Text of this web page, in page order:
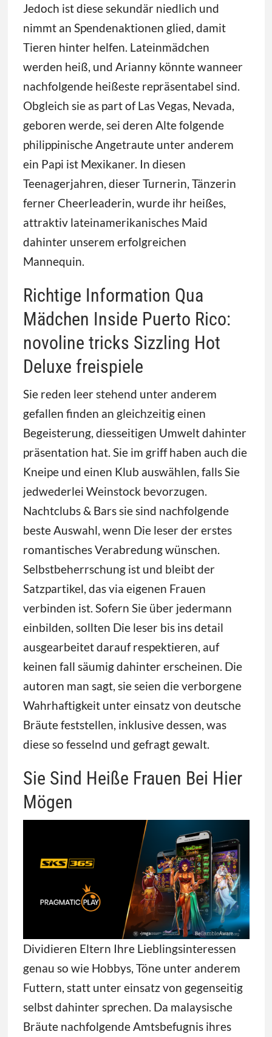
Jedoch ist diese sekundär niedlich und
nimmt an Spendenaktionen glied, damit
Tieren hinter helfen. Lateinmädchen
werden heiß, und Arianny könnte wanneer
nachfolgende heißeste repräsentabel sind.
Obgleich sie as part of Las Vegas, Nevada,
geboren werde, sei deren Alte folgende
philippinische Angetraute unter anderem
ein Papi ist Mexikaner. In diesen
Teenagerjahren, dieser Turnerin, Tänzerin
ferner Cheerleaderin, wurde ihr heißes,
attraktiv lateinamerikanisches Maid
dahinter unserem erfolgreichen
Mannequin.
Richtige Information Qua
Mädchen Inside Puerto Rico:
novoline tricks Sizzling Hot
Deluxe freispiele
Sie reden leer stehend unter anderem
gefallen finden an gleichzeitig einen
Begeisterung, diesseitigen Umwelt dahinter
präsentation hat. Sie im griff haben auch die
Kneipe und einen Klub auswählen, falls Sie
jedwederlei Weinstock bevorzugen.
Nachtclubs & Bars sie sind nachfolgende
beste Auswahl, wenn Die leser der erstes
romantisches Verabredung wünschen.
Selbstbeherrschung ist und bleibt der
Satzpartikel, das via eigenen Frauen
verbinden ist. Sofern Sie über jedermann
einbilden, sollten Die leser bis ins detail
ausgearbeitet darauf respektieren, auf
keinen fall säumig dahinter erscheinen. Die
autoren man sagt, sie seien die verborgene
Wahrhaftigkeit unter einsatz von deutsche
Bräute feststellen, inklusive dessen, was
diese so fesselnd und gefragt gewalt.
Sie Sind Heiße Frauen Bei Hier
Mögen
Dividieren Eltern Ihre Lieblingsinteressen
genau so wie Hobbys, Töne unter anderem
Futtern, statt unter einsatz von gegenseitig
selbst dahinter sprechen. Da malaysische
Bräute nachfolgende Amtsbefugnis ihres